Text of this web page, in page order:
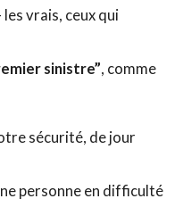
vrais, ceux qui
sinistre”, comme
sécurité, de jour
personne en difficulté